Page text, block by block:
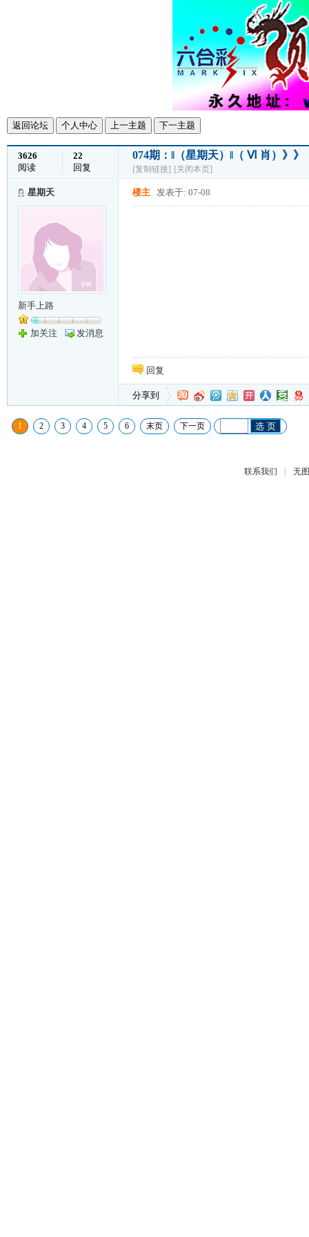
返回论坛 个人中心 上一主题 下一主题
3626
阅读
22
回复
074期：‖（星期天）‖（ Ⅵ 肖）》
[复制链接] [关闭本页]
星期天
新手上路
加关注 发消息
楼主 发表于: 07-08
回复
分享到
1 2 3 4 5 6 末页 下一页 选 页
联系我们 | 无